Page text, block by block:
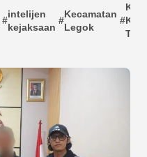
#
intelijen
kejaksaan
#
Kecamatan
Legok
#